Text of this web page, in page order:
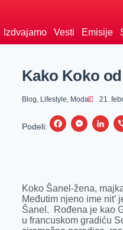
Izdvajamo Vesti Emisije
Kako Koko
Blog, Lifestyle, Moda 21.
Podeli:
F
b
o
o
M
e
n
g
L
e
d
I
Koko Šanel-žena,
Međutim njeno ime nit’
Šanel. Rođena je kao
u francuskom gradiću